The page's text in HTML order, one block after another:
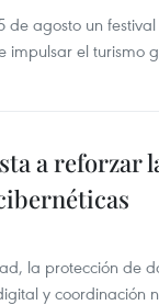
de agosto un
impulsar el turismo
a reforzar
la protección de
y coordinación